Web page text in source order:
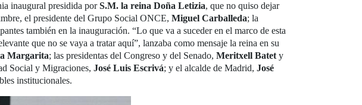
inaugural presidida porS.M. la reina Doña Letizia, que no quiso dejar
el presidente del Grupo Social ONCE, Miguel Carballeda; la
también en la inauguración. “Lo que va a suceder en el marco de esta
que no se vaya a tratar aquí”, lanzaba como mensaje la reina en su
Margarita; las presidentas del Congreso y del Senado, Meritxell Batet y
Social y Migraciones, José Luis Escrivá; y el alcalde de Madrid, José
institucionales.